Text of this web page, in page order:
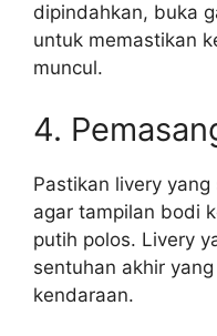
dipindahkan, buka
untuk memastikan
muncul.
4.
Pastikan livery
agar tampilan bodi
putih polos. Livery
sentuhan akhir
kendaraan.